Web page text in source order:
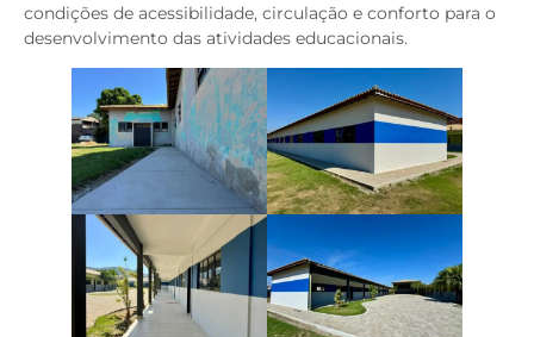
condições de acessibilidade, circulação e conforto para o
desenvolvimento das atividades educacionais.